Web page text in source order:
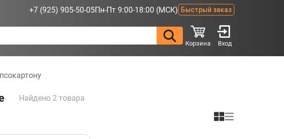
+7 (925) 905-50-05Пн-Пт 9:00-18:00 (МСК) Быстрый заказ
Корзина Вход
Найдено 2 товара